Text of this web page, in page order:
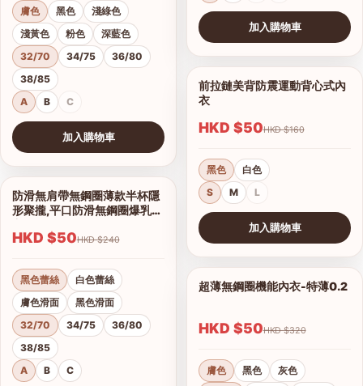
膚色 黑色
淺綠色
淺黃色
粉色
深藍色
32/70
34/75
36/80
38/85
A
B C
加入購物車
1/16
查看圖片
防滑無肩帶無鋼圈薄款半杯隱
形聚攏,平口防滑無鋼圈爆乳內
HKD $50 HKD $240
黑色蕾絲
白色蕾絲
膚色滑面
黑色滑面
32/70
34/75
36/80
38/85
A
B C
加入購物車
1/7
查看圖片
前拉鏈美背防震運動背心式內
衣
HKD $50 HKD $160
黑色
白色
S
M L
加入購物車
1/21
查看圖片
超薄無鋼圈機能內衣-特薄0.2
HKD $50 HKD $320
膚色 黑色
灰色